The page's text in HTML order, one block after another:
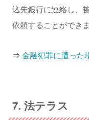
込先銀行に連絡し、
依頼することができま
⇒ 金融犯罪に遭った
7. 法テラス